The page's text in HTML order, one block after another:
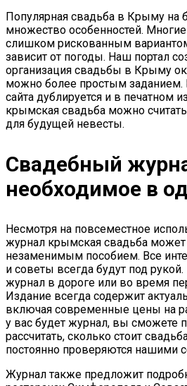
Популярная свадьба в Крыму на
множество особенностей.
слишком рискованным
зависит от погоды. Наш портал
организация свадьбы в Крыму
можно более простым заданием.
сайта дублируется и в печатном
крымская свадьба можно
для будущей невесты.
Свадебный
необходимое в
Несмотря на повсеместное
журнал крымская свадьба может
незаменимым пособием. Все
и советы всегда будут под
журнал в дороге или во время
Издание всегда содержит
включая современные цены на
у вас будет журнал, вы сможете
рассчитать, сколько стоит
постоянно проверяются нашими
Журнал также предложит